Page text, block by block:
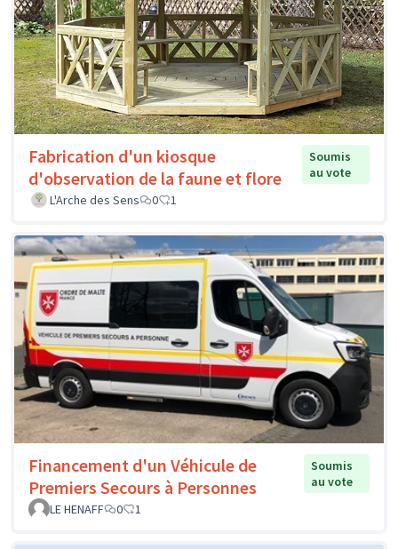
Fabrication d'un kiosque
d'observation de la faune et flore
Soumis
au vote
L'Arche des Sens
0 1
Financement d'un Véhicule de
Premiers Secours à Personnes
Soumis
au vote
LE HENAFF
0 1